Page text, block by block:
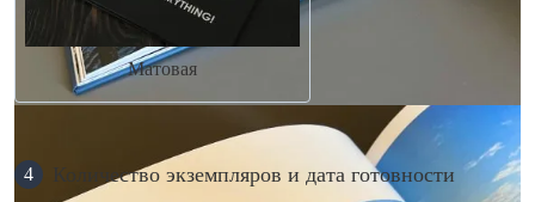
Матовая
4 Количество экземпляров и дата готовности